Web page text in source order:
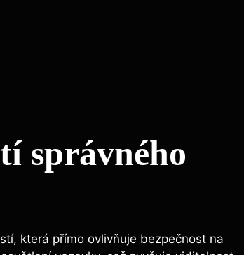
správného
která přímo ovlivňuje bezpečnost na